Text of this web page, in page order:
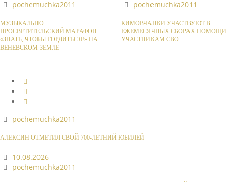
pochemuchka2011
МУЗЫКАЛЬНО-
ПРОСВЕТИТЕЛЬСКИЙ МАРАФОН
«ЗНАТЬ, ЧТОБЫ ГОРДИТЬСЯ!» НА
ВЕНЕВСКОМ ЗЕМЛЕ
pochemuchka2011
КИМОВЧАНКИ УЧАСТВУЮТ В
ЕЖЕМЕСЯЧНЫХ СБОРАХ ПОМОЩИ
УЧАСТНИКАМ СВО
pochemuchka2011
АЛЕКСИН ОТМЕТИЛ СВОЙ 700-ЛЕТНИЙ ЮБИЛЕЙ
10.08.2026
pochemuchka2011